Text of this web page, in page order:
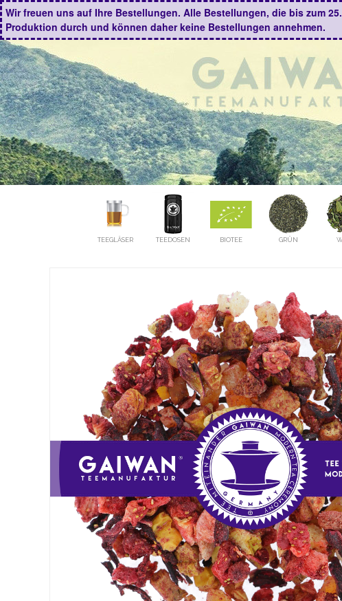
Wir freuen uns auf Ihre Bestellungen. Alle Bestellungen, die bis zum
Produktion durch und können daher keine Bestellungen annehmen.
TEEGLÄSER TEEDOSEN BIOTEE GRÜN